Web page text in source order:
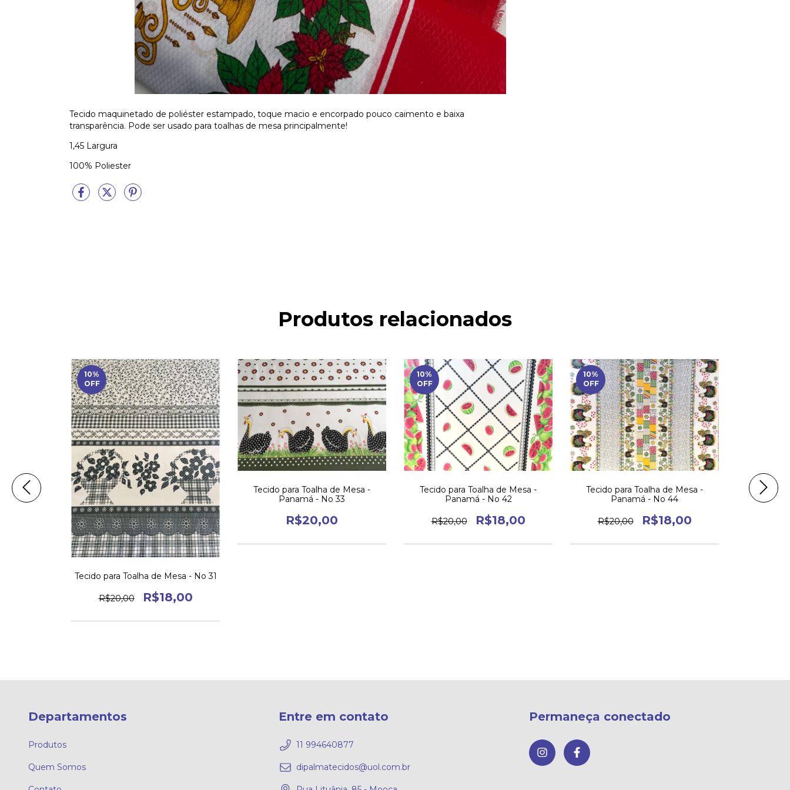
Tecido maquinetado de poliéster estampado, toque macio e encorpado pouco caimento e baixa
transparência. Pode ser usado para toalhas de mesa principalmente!
1,45 Largura
100% Poliester
Produtos relacionados
10%
OFF
Tecido para Toalha de Mesa - No 31
R$20,00 R$18,00
Tecido para Toalha de Mesa -
Panamá - No 33
R$20,00
10%
OFF
Tecido para Toalha de Mesa -
Panamá - No 42
R$20,00 R$18,00
10%
OFF
Tecido para Toalha de Mesa -
Panamá - No 44
R$20,00 R$18,00
Tecido
Departamentos
Produtos
Quem Somos
Entre em contato
11 994640877
dipalmatecidos@uol.com.br
Permaneça conectado